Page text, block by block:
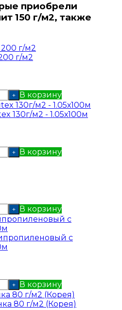
приобрели
150 г/м2, также
г/м2
+ В корзину
130г/м2 - 1.05х100м
+ В корзину
+ В корзину
с
+ В корзину
80 г/м2 (Корея)